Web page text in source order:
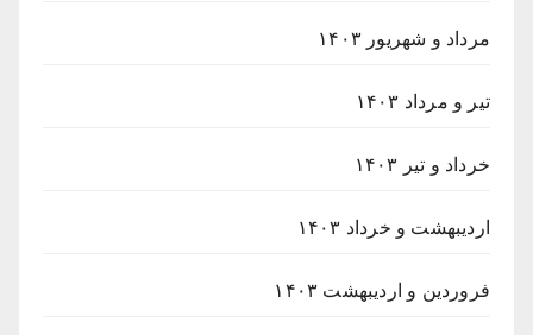
مرداد و شهریور ۱۴۰۳
تیر و مرداد ۱۴۰۳
خرداد و تیر ۱۴۰۳
اردیبهشت و خرداد ۱۴۰۳
فروردین و اردیبهشت ۱۴۰۳